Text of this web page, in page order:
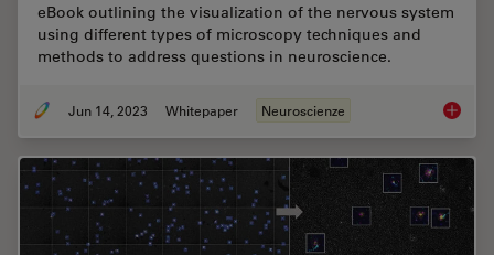
eBook outlining the visualization of the nervous system
using different types of microscopy techniques and
methods to address questions in neuroscience.
Jun 14, 2023 Whitepaper Neuroscienze What